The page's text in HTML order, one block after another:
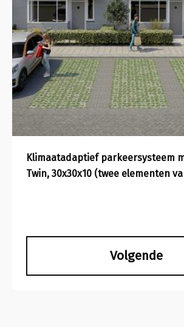
Volgende
Klimaatadaptief parkeersysteem
Twin, 30x30x10 (twee elementen